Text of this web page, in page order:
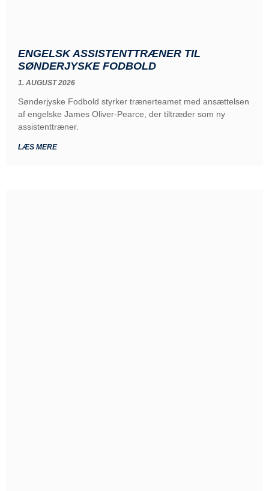
ENGELSK ASSISTENTTRÆNER TIL
SØNDERJYSKE FODBOLD
1. AUGUST 2026
Sønderjyske Fodbold styrker trænerteamet med ansættelsen
af engelske James Oliver-Pearce, der tiltræder som ny
assistenttræner.
LÆS MERE